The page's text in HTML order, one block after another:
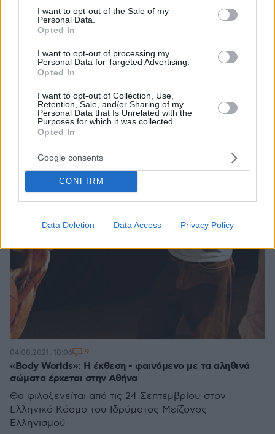
consent section.
I want to opt-out of the Sale of my
Personal Data.
Opted In
I want to opt-out of processing my
Personal Data for Targeted Advertising.
Opted In
I want to opt-out of Collection, Use,
Retention, Sale, and/or Sharing of my
Personal Data that Is Unrelated with the
Purposes for which it was collected.
Opted In
Google consents
CONFIRM
Data Deletion Data Access Privacy Policy
οι χώροι υποδοχής, τα καμαρίνια του Θεάτρου, τα
γραφεία, καθώς και τα δύο υπόγεια του Ελληνικού
Κόσμου, όπου σημειωτέον υπάρχει και υποσταθμός
της ΔΕΗ, πλημμύρισαν, από τον όγκο του νερού
«Body Worlds»: Η έκθεση - φαινόμενο με τα αληθινά
σώματα έρχεται στην Αθήνα
Θα φιλοξενείται από τις 24 Σεπτεμβρίου στον
Ελληνικό Κόσμο του Ιδρύματος Μείζονος
Ελληνισμού
04.08.2021, 18:06 9